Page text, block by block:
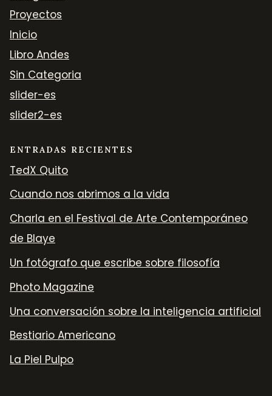
Proyectos
Inicio
Libro Andes
Sin Categoria
slider-es
slider2-es
ENTRADAS RECIENTES
TedX Quito
Cuando nos abrimos a la vida
Charla en el Festival de Arte Contemporáneo
de Blaye
Un fotógrafo que escribe sobre filosofía
Photo Magazine
Una conversación sobre la inteligencia artificial
Bestiario Americano
La Piel Pulpo